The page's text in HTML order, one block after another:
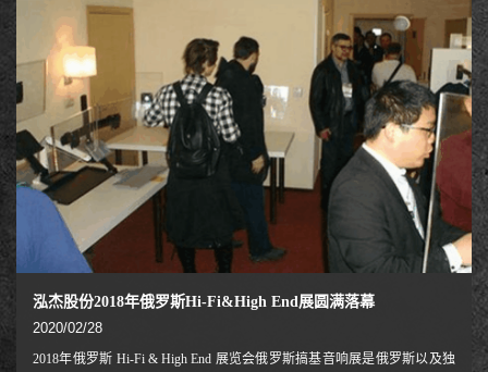
想平台，并为安防
泓杰股份2018年俄罗斯Hi-Fi&High End展圆满落幕
2020/02/28
2018年俄罗斯 Hi-Fi & High End 展览会俄罗斯搞基音响展是俄罗斯以及独